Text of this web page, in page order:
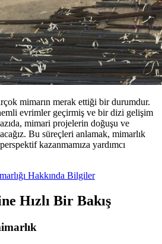
mimarın merak ettiği bir durumdur.
evrimler geçirmiş ve bir dizi gelişim
mimari projelerin doğuşu ve
Bu süreçleri anlamak, mimarlık
kazanmamıza yardımcı
Hakkında Bilgiler
Hızlı Bir Bakış